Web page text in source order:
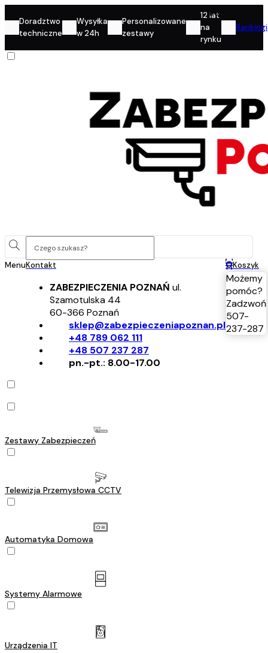
Doradztwo
techniczne
Wysyłka
w 24h
Personalizowane
zestawy
12 lat
na
rynku
Rankingi
MenuKontakt
ZABEZPIECZENIA POZNAŃ ul.
Szamotulska 44
60-366 Poznań
sklep@zabezpieczeniapoznan.pl
+48 789 062 111
+48 507 237 287
pn.-pt.: 8.00-17.00
Konto
0Koszyk
Możemy
pomóc?
Zadzwoń
507-
237-287
Zestawy Zabezpieczeń
Telewizja Przemysłowa CCTV
Automatyka Domowa
Systemy Alarmowe
Urządzenia IT